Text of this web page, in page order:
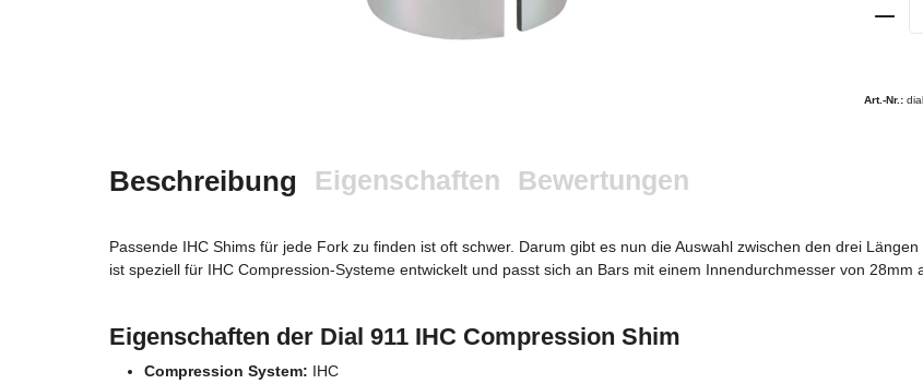
Art.-Nr.:
Beschreibung Eigenschaften Bewertungen
Passende IHC Shims für jede Fork zu finden ist oft schwer. Darum gibt es nun die Auswahl zwischen den drei
ist speziell für IHC Compression-Systeme entwickelt und passt sich an Bars mit einem Innendurchmesser von 28mm
Eigenschaften der Dial 911 IHC Compression Shim
Compression System: IHC